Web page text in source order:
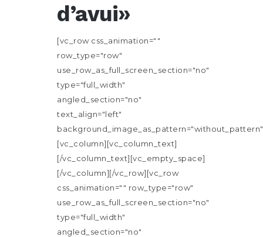
d’avui»
[vc_row css_animation=""
row_type="row"
use_row_as_full_screen_section="no"
type="full_width"
angled_section="no"
text_align="left"
[vc_column][vc_column_text]
[/vc_column_text][vc_empty_space]
[/vc_column][/vc_row][vc_row
css_animation="" row_type="row"
use_row_as_full_screen_section="no"
type="full_width"
angled_section="no"